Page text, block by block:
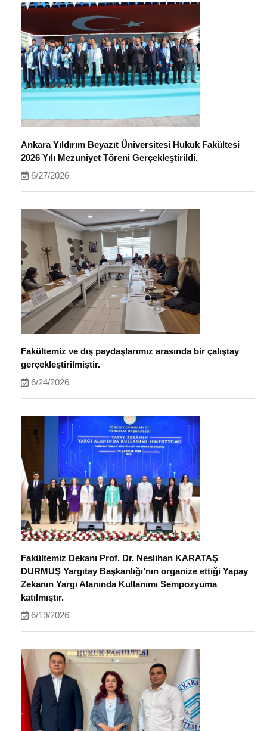
Ankara Yıldırım Beyazıt Üniversitesi Hukuk Fakültesi
2026 Yılı Mezuniyet Töreni Gerçekleştirildi.
6/27/2026
Fakültemiz ve dış paydaşlarımız arasında bir çalıştay
gerçekleştirilmiştir.
6/24/2026
Fakültemiz Dekanı Prof. Dr. Neslihan KARATAŞ
DURMUŞ Yargıtay Başkanlığı’nın organize ettiği Yapay
Zekanın Yargı Alanında Kullanımı Sempozyuma
katılmıştır.
6/19/2026